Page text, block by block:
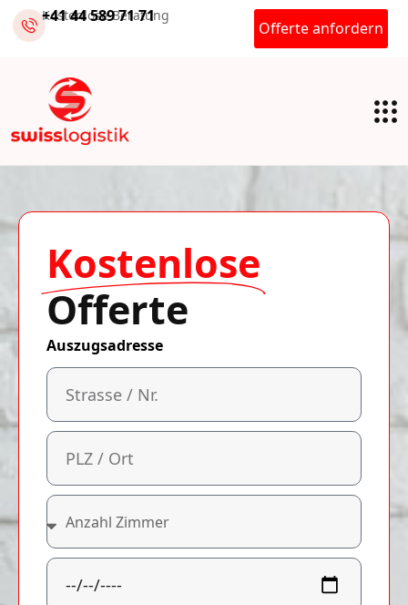
Kostenlose Beratung
+41 44 589 71 71
Offerte anfordern
Kostenlose
Offerte
Auszugsadresse